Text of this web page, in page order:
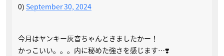
0) September 30, 2024
今月はヤンキー灰音ちゃんときましたかー！
かっこいい。。。内に秘めた強さを感じます…❣️